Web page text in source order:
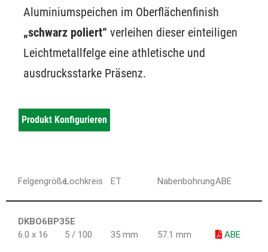
Aluminiumspeichen im Oberflächenfinish
„schwarz poliert“ verleihen dieser einteiligen
Leichtmetallfelge eine athletische und
ausdrucksstarke Präsenz.
Produkt Konfigurieren
FelgengrößeLochkreis ET NabenbohrungABE
DKBO6BP35E
6.0 x 16
5 / 100 35 mm 57.1 mm ABE